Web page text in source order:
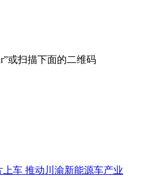
或扫描下面的二维码
车 推动川渝新能源车产业